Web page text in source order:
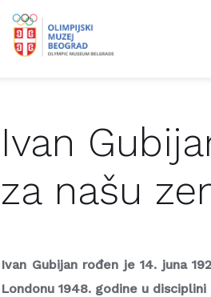
Ivan
za našu
Ivan Gubijan rođen je 14. juna
Londonu 1948. godine u